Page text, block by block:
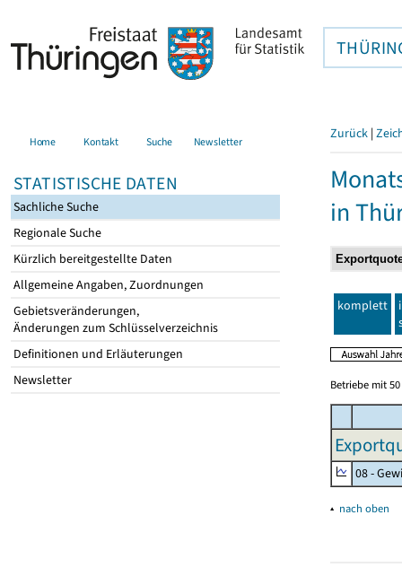
Home Kontakt Suche Newsletter
STATISTISCHE DATEN
Sachliche Suche
Regionale Suche
Kürzlich bereitgestellte Daten
Allgemeine Angaben, Zuordnungen
Gebietsveränderungen,
Änderungen zum Schlüsselverzeichnis
Definitionen und Erläuterungen
Newsletter
Zurück |
in
komplett
Betriebe mit
08 -
▴ nach oben